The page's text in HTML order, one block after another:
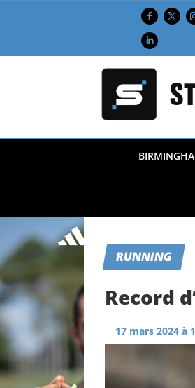
RUNNING
Record
17 mars 2024 à